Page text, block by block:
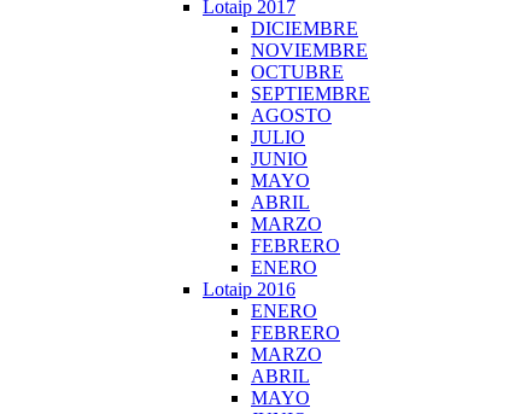
Lotaip 2017
DICIEMBRE
NOVIEMBRE
OCTUBRE
SEPTIEMBRE
AGOSTO
JULIO
JUNIO
MAYO
ABRIL
MARZO
FEBRERO
ENERO
Lotaip 2016
ENERO
FEBRERO
MARZO
ABRIL
MAYO